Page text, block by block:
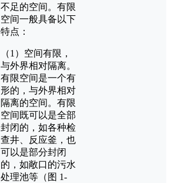
不足的空间。有限
空间一般具备以下
特点：
（1）空间有限，
与外界相对隔离。
有限空间是一个有
形的，与外界相对
隔离的空间。有限
空间既可以是全部
封闭的，如各种检
查井、反应釜，也
可以是部分封闭
的，如敞口的污水
处理池等（图 1-